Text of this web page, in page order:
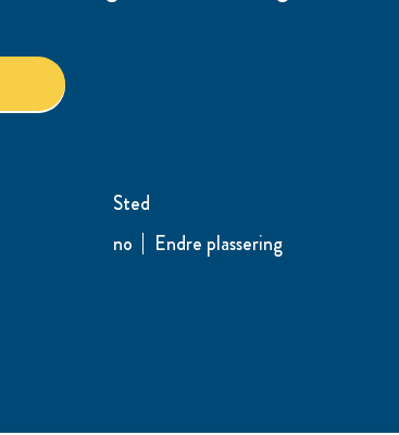
GODE FETTSTOFFER I VÅRE
Sted
no
Endre plassering